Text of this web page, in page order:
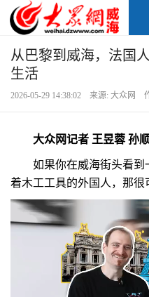
从巴黎到威海，法国
生活
2026-05-29 14:38:02 来源: 大众网
大众网记者 王昱蓉 孙
如果你在威海街头看到
着木工工具的外国人，那很